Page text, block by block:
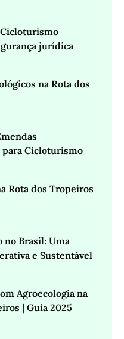
jurídica
na Rota dos
para Cicloturismo
Rota dos Tropeiros
no Brasil: Uma
e Sustentável
Agroecologia na
| Guia 2025